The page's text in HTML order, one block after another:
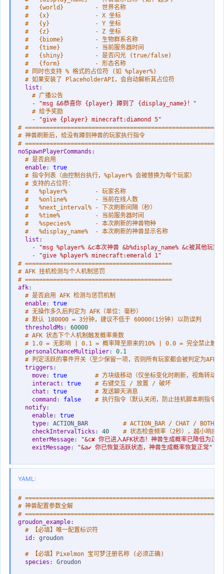
#   {world}         - 世界名称
#   {x}             - X 坐标
#   {y}             - Y 坐标
#   {z}             - Z 坐标
#   {biome}         - 生物群系名称
#   {time}          - 当前服务器时间
#   {shiny}         - 是否闪光 (true/false)
#   {form}          - 形态名称
# 同时也支持 % 格式的占位符 (如 %player%)
# 如果安装了 PlaceholderAPI，会自动解析其占位符
list :
# 广播公告
-
"msg &6恭喜你 {player} 蹲到了 {display_name}！"
# 给予奖励
-
"give {player} minecraft:diamond 5"
#
# 神兽刷新后，给没有蹲到神兽的玩家执行指令
#
noSpawnPlayerCommands :
# 是否启用
enable:
true
# 指令列表（由控制台执行，%player% 会被替换为每个玩家）
# 支持的占位符：
#   %player%        - 玩家名称
#   %online%        - 当前在线人数
#   %next_interval% - 下次刷新间隔（秒）
#   %time%          - 当前服务器时间
#   %species%       - 本次刷新的神兽物种
#   %display_name%  - 本次刷新的神兽显示名称
list :
-
"msg %player% &c本次神兽 &b%display_name% &c被其他玩家
-
"give %player% minecraft:emerald 1"
# ==========================================
# AFK 挂机检测与个人机制惩罚
# ==========================================
afk:
# 是否启用 AFK 检测与惩罚机制
enable:
true
# 无操作多久后判定为 AFK（单位：毫秒）
# 默认 180000 = 3分钟，建议不低于 60000(1分钟) 以防误判
thresholdMs :
60000
# AFK 状态下个人机制触发概率乘数
# 1.0 = 无影响 | 0.1 = 概率降至原来的10% | 0.0 = 完全禁止触发
personalChanceMultiplier:
0.1
# 判定活跃的事件开关（至少保留一项，否则所有玩家都会被判定为AFK）
triggers :
move: true # 方块级移动（仅坐标变化时刷新，视角转动不
interact : true # 右键交互 / 放置 / 破坏
chat : true # 发送聊天消息
command : false # 执行指令（默认关闭，防止挂机脚本刷指令保
notify:
enable:
true
type: ACTION_BAR # ACTION_BAR / CHAT / BOTH
checkIntervalTicks : 40 # 状态检查频率（2秒），越小响应
enterMessage:
"&c✘ 你已进入AFK状态！神兽生成概率已降低为正
exitMessage: "&a✔ 你已恢复活跃状态，神兽生成概率恢复正常"
YAML:
#
# 神兽配置参数全解
#
groudon_example:
# 【必填】唯一配置标识符
id : groudon
# 【必填】Pixelmon 宝可梦注册名称 (必须正确)
species : Groudon